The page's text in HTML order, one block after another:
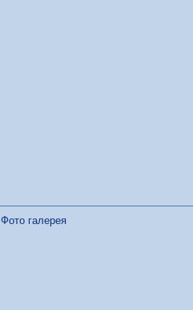
Фото галерея